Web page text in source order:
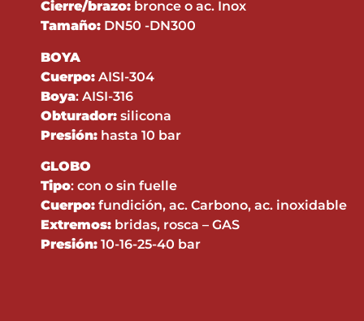
Cierre/brazo: bronce o ac. Inox
Tamaño: DN50 -DN300
BOYA
Cuerpo: AISI-304
Boya: AISI-316
Obturador: silicona
Presión: hasta 10 bar
GLOBO
Tipo: con o sin fuelle
Cuerpo: fundición, ac. Carbono, ac. inoxidable
Extremos: bridas, rosca – GAS
Presión: 10-16-25-40 bar